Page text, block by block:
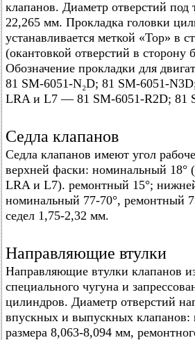
клапанов. Диаметр отверстий под
22,265 мм. Прокладка головки
устанавливается меткой «Тор» в
(окантовкой отверстий в сторону
Обозначение прокладки для
81 SM-6051-N₂D; 81 SM-6051-
LRA и L7 — 81 SM-6051-R2D; 81
Седла клапанов
Седла клапанов имеют угол
верхней фаски: номинальный 18°
LRA и L7). ремонтный 15°;
номинальный 77-70°, ремонтный
седел 1,75-2,32 мм.
Направляющие втулки
Направляющие втулки клапанов
специального чугуна и
цилиндров. Диаметр отверстий
впускных и выпускных клапанов:
размера 8,063-8,094 мм,